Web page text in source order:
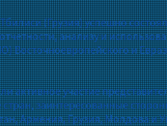
Тбилиси (Грузия) успешно
анализу и
Восточноевропейского и
активное участие
стран, заинтересованные
Армения, Грузия, Молдова и